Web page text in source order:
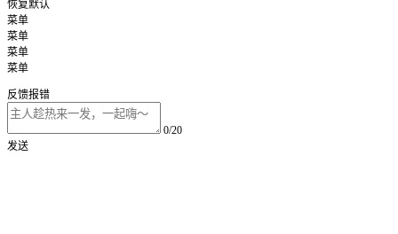
恢复默认
菜单
菜单
菜单
菜单
反馈报错
0/20
发送